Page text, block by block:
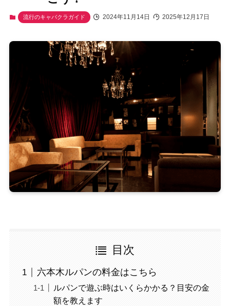
流行のキャバクラガイド 2024年11月14日 2025年12月17日
目次
六本木ルパンの料金はこちら
ルパンで遊ぶ時はいくらかかる？目安の金
額を教えます